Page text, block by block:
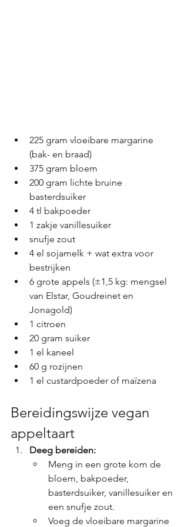
225 gram vloeibare margarine
(bak- en braad)
375 gram bloem
200 gram lichte bruine
basterdsuiker
4 tl bakpoeder
1 zakje vanillesuiker
snufje zout
4 el sojamelk + wat extra voor
bestrijken
6 grote appels (±1,5 kg: mengsel
van Elstar, Goudreinet en
Jonagold)
1 citroen
20 gram suiker
1 el kaneel
60 g rozijnen
1 el custardpoeder of maïzena
Bereidingswijze vegan
appeltaart
Deeg bereiden:
Meng in een grote kom de
bloem, bakpoeder,
basterdsuiker, vanillesuiker en
een snufje zout.
Voeg de vloeibare margarine